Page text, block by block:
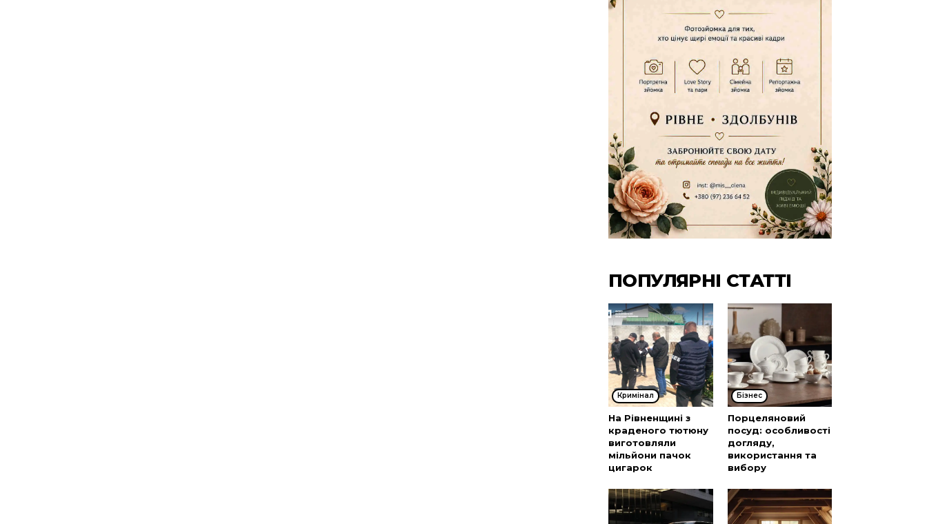
ПОПУЛЯРНІ СТАТТІ
Кримінал
На Рівненщині з
краденого тютюну
виготовляли
мільйони пачок
цигарок
Бізнес
Порцеляновий
посуд: особливості
догляду,
використання та
вибору